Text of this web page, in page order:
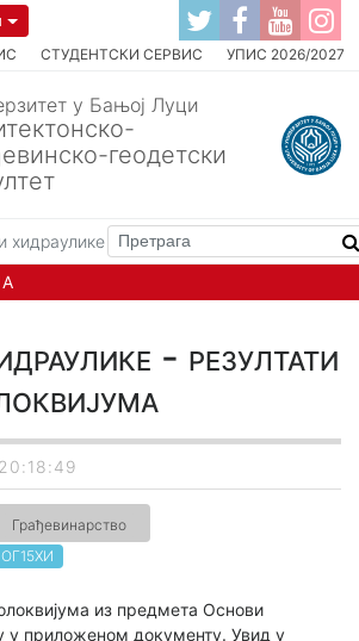
СТУДЕНТСКИ СЕРВИС УПИС 2026/2027
у Бањој Луци
геодетски
хидраулике - резултати трећег
- резултати
Грађевинарство
из предмета Основи
у приложеном документу. Увид у